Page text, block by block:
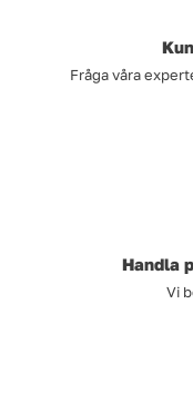
Hem
Fråga våra
Handla
Vi